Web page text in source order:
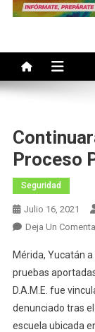
Proceso
Seguridad
Julio 16, 2021
Deja Un
Mérida, Yucatán
pruebas
D.A.M.E. fue
denunciado tras
escuela ubicada